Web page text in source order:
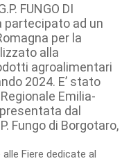
FUNGO DI
partecipato ad un
per la
alla
agroalimentari
2024. E’ stato
Emilia-
dal
Fungo di Borgotaro,
Fiere dedicate al